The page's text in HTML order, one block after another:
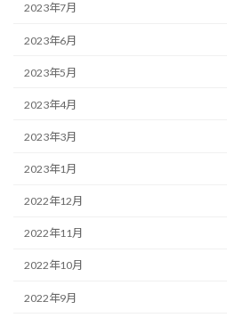
2023年7月
2023年6月
2023年5月
2023年4月
2023年3月
2023年1月
2022年12月
2022年11月
2022年10月
2022年9月